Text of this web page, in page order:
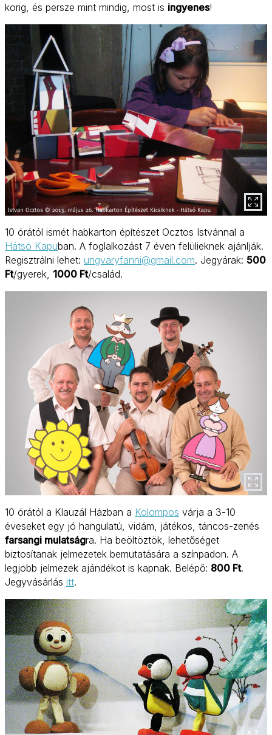
korig, és persze mint mindig, most is ingyenes!
10 órától ismét habkarton építészet Ocztos Istvánnal a
Hátsó Kapuban. A foglalkozást 7 éven felülieknek ajánlják.
Regisztrálni lehet: ungvaryfanni@gmail.com. Jegyárak: 500
Ft/gyerek, 1000 Ft/család.
10 órától a Klauzál Házban a Kolompos várja a 3-10
éveseket egy jó hangulatú, vidám, játékos, táncos-zenés
farsangi mulatságra. Ha beöltöztök, lehetőséget
biztosítanak jelmezetek bemutatására a színpadon. A
legjobb jelmezek ajándékot is kapnak. Belépő: 800 Ft.
Jegyvásárlás itt.